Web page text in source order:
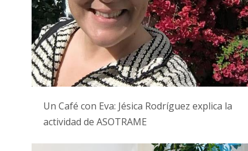
Un Café con Eva: Jésica Rodríguez explica la
actividad de ASOTRAME